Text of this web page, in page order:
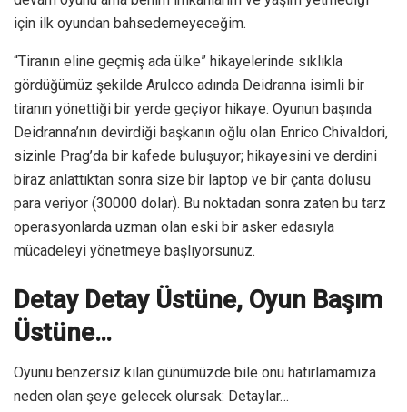
için ilk oyundan bahsedemeyeceğim.
“Tiranın eline geçmiş ada ülke” hikayelerinde sıklıkla
gördüğümüz şekilde Arulcco adında Deidranna isimli bir
tiranın yönettiği bir yerde geçiyor hikaye. Oyunun başında
Deidranna’nın devirdiği başkanın oğlu olan Enrico Chivaldori,
sizinle Prag’da bir kafede buluşuyor; hikayesini ve derdini
biraz anlattıktan sonra size bir laptop ve bir çanta dolusu
para veriyor (30000 dolar). Bu noktadan sonra zaten bu tarz
operasyonlarda uzman olan eski bir asker edasıyla
mücadeleyi yönetmeye başlıyorsunuz.
Detay Detay Üstüne, Oyun Başım
Üstüne…
Oyunu benzersiz kılan günümüzde bile onu hatırlamamıza
neden olan şeye gelecek olursak: Detaylar…